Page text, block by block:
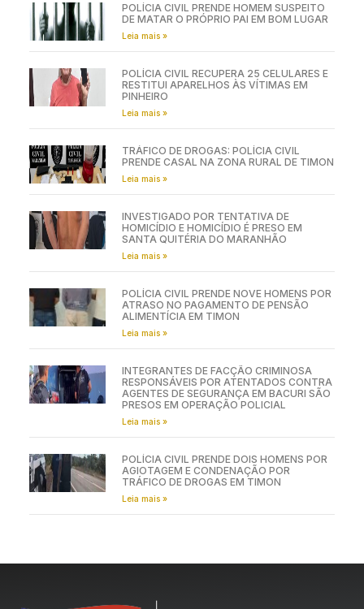
POLÍCIA CIVIL PRENDE HOMEM SUSPEITO
DE MATAR O PRÓPRIO PAI EM BOM LUGAR
Leia mais »
POLÍCIA CIVIL RECUPERA 25 CELULARES E
RESTITUI APARELHOS ÀS VÍTIMAS EM
PINHEIRO
Leia mais »
TRÁFICO DE DROGAS: POLÍCIA CIVIL
PRENDE CASAL NA ZONA RURAL DE TIMON
Leia mais »
INVESTIGADO POR TENTATIVA DE
HOMICÍDIO E HOMICÍDIO É PRESO EM
SANTA QUITÉRIA DO MARANHÃO
Leia mais »
POLÍCIA CIVIL PRENDE NOVE HOMENS POR
ATRASO NO PAGAMENTO DE PENSÃO
ALIMENTÍCIA EM TIMON
Leia mais »
INTEGRANTES DE FACÇÃO CRIMINOSA
RESPONSÁVEIS POR ATENTADOS CONTRA
AGENTES DE SEGURANÇA EM BACURI SÃO
PRESOS EM OPERAÇÃO POLICIAL
Leia mais »
POLÍCIA CIVIL PRENDE DOIS HOMENS POR
AGIOTAGEM E CONDENAÇÃO POR
TRÁFICO DE DROGAS EM TIMON
Leia mais »